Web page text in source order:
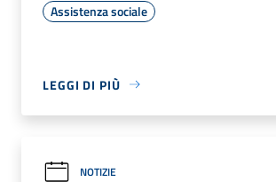
Assistenza sociale
LEGGI DI PIÙ
NOTIZIE